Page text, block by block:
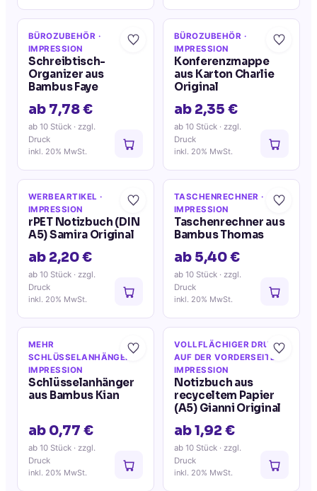
BÜROZUBEHÖR ·
IMPRESSION
Schreibtisch-
Organizer aus
Bambus Faye
ab 7,78 €
ab 10 Stück · zzgl.
Druck
inkl. 20% MwSt.
BÜROZUBEHÖR ·
IMPRESSION
Konferenzmappe
aus Karton Charlie
Original
ab 2,35 €
ab 10 Stück · zzgl.
Druck
inkl. 20% MwSt.
WERBEARTIKEL ·
IMPRESSION
rPET Notizbuch (DIN
A5) Samira Original
ab 2,20 €
ab 10 Stück · zzgl.
Druck
inkl. 20% MwSt.
TASCHENRECHNER ·
IMPRESSION
Taschenrechner aus
Bambus Thomas
ab 5,40 €
ab 10 Stück · zzgl.
Druck
inkl. 20% MwSt.
MEHR
SCHLÜSSELANHÄNGER
IMPRESSION
Schlüsselanhänger
aus Bambus Kian
ab 0,77 €
ab 10 Stück · zzgl.
Druck
inkl. 20% MwSt.
VOLLFLÄCHIGER DRUCK
AUF DER VORDERSEITE
IMPRESSION
Notizbuch aus
recyceltem Papier
(A5) Gianni Original
ab 1,92 €
ab 10 Stück · zzgl.
Druck
inkl. 20% MwSt.